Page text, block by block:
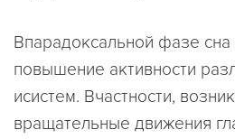
Впарадоксальной фазе
повышение активности
исистем. Вчастности,
вращательные движения